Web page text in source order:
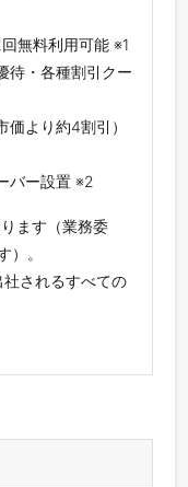
無料利用可能 ※1
待・各種割引クー
より約4割引）
バー設置 ※2
ます（業務委
）。
されるすべての